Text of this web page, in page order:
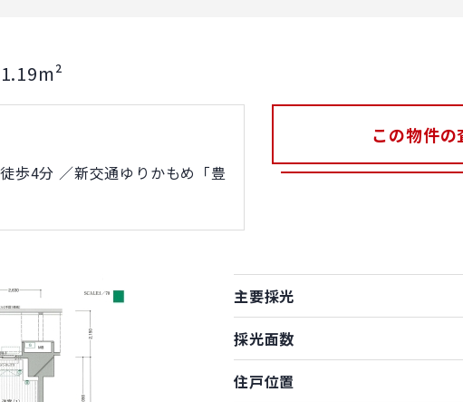
歩4分 ／新交通ゆりかもめ「豊
この物件の
主要採光
採光面数
住戸位置